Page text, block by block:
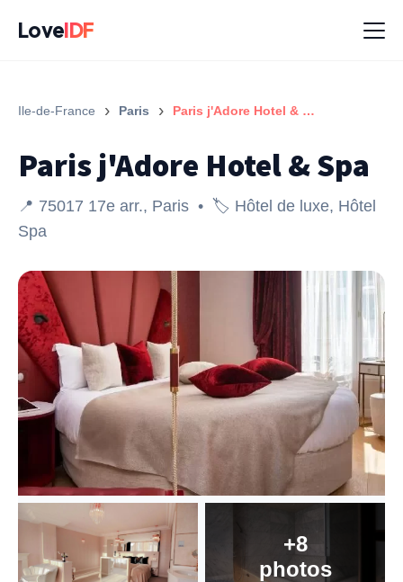
LoveIDF
Ile-de-France › Paris › Paris j'Adore Hotel & Spa
Paris j'Adore Hotel & Spa
📍 75017 17e arr., Paris • 🏷️ Hôtel de luxe, Hôtel
Spa
+8
photos